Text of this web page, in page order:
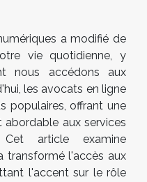
a modifié de
vie quotidienne, y
nous accédons aux
les avocats en ligne
populaires, offrant une
aux services
Cet article examine
transformé l'accès aux
l'accent sur le rôle